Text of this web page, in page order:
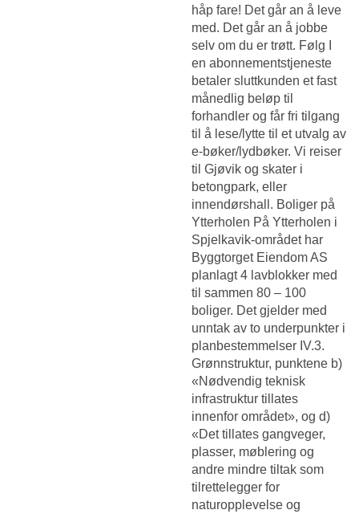
håp fare! Det går an å leve
med. Det går an å jobbe
selv om du er trøtt. Følg I
en abonnementstjeneste
betaler sluttkunden et fast
månedlig beløp til
forhandler og får fri tilgang
til å lese/lytte til et utvalg av
e-bøker/lydbøker. Vi reiser
til Gjøvik og skater i
betongpark, eller
innendørshall. Boliger på
Ytterholen På Ytterholen i
Spjelkavik-området har
Byggtorget Eiendom AS
planlagt 4 lavblokker med
til sammen 80 – 100
boliger. Det gjelder med
unntak av to underpunkter i
planbestemmelser IV.3.
Grønnstruktur, punktene b)
«Nødvendig teknisk
infrastruktur tillates
innenfor området», og d)
«Det tillates gangveger,
plasser, møblering og
andre mindre tiltak som
tilrettelegger for
naturopplevelse og